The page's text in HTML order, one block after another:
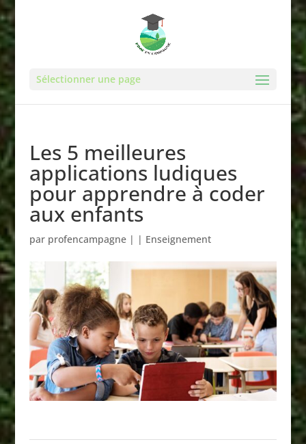
Sélectionner une page
Les 5 meilleures
applications ludiques
pour apprendre à coder
aux enfants
par profencampagne| | Enseignement